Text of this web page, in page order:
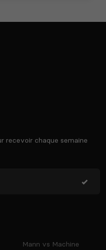
recevoir chaque semaine
Mann vs Machine